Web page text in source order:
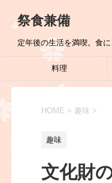
祭食兼備
定年後の生活を満喫。食
料理
HOME > 趣味 >
趣味
文化財